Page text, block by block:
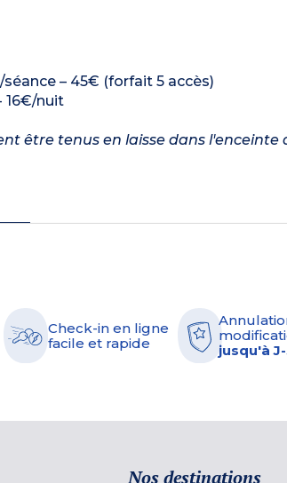
– 45€ (forfait 5 accès)
16€/nuit
être tenus en laisse dans l'enceinte
Check-in en ligne
facile et rapide
jusqu'à
Nos destinations